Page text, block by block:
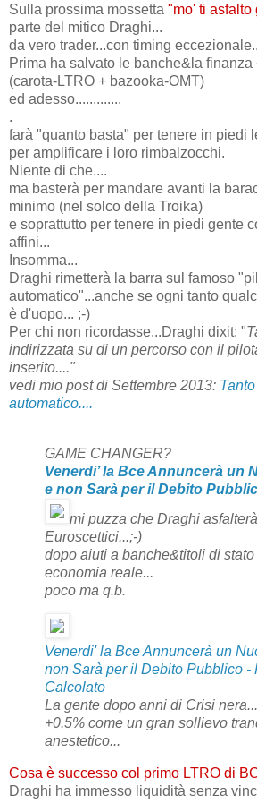
Sulla prossima mossetta "mo' ti asfalto
parte del mitico Draghi...
da vero trader...con timing
Prima ha salvato le banche&la finanza
(carota-LTRO + bazooka-OMT)
ed adesso.............
.
farà "quanto basta" per tenere in piedi
per amplificare i loro rimbalzocchi.
Niente di che....
ma basterà per mandare avanti la
minimo (nel solco della Troika)
e soprattutto per tenere in piedi gente
affini...
Insomma...
Draghi rimetterà la barra sul famoso
automatico"...anche se ogni tanto
è d'uopo... ;-)
Per chi non ricordasse...Draghi dixit: "
indirizzata su di un percorso con il
inserito...."
vedi mio post di Settembre 2013:
automatico....
GAME CHANGER?
Venerdi’ la Bce Annuncerà un
e non Sarà per il Debito
mi puzza che Draghi asfalterà
Euroscettici...;-)
dopo aiuti a banche&titoli di stato
economia reale...
poco ma q.b.
Venerdi' la Bce Annuncerà un
non Sarà per il Debito Pubblico -
Calcolato
La gente dopo anni di Crisi
+0.5% come un gran sollievo
anestetico...
Cosa è successo col primo LTRO di
Draghi ha immesso liquidità senza